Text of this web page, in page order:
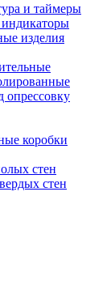
и таймеры
индикаторы
изделия
опрессовку
коробки
стен
стен